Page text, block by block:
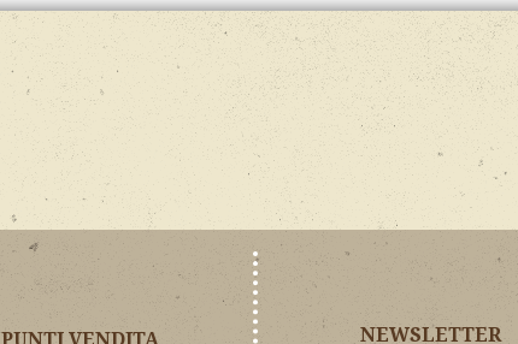
NEWSLETTER